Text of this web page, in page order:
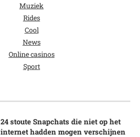
Muziek
Rides
Cool
News
Online casinos
Sport
24 stoute Snapchats die niet op het
internet hadden mogen verschijnen